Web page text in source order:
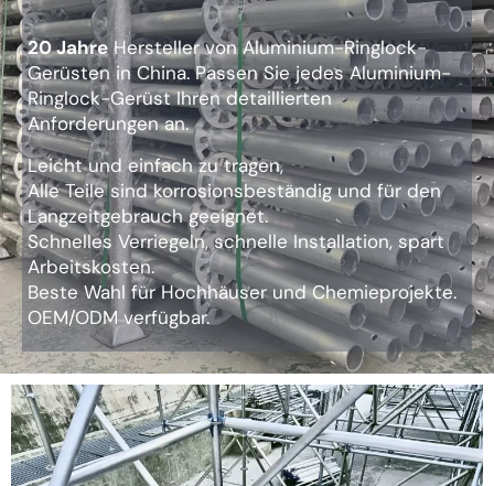
20 JahreHersteller von Aluminium-Ringlock-
Gerüsten in China. Passen Sie jedes Aluminium-
Ringlock-Gerüst Ihren detaillierten
Anforderungen an.
Leicht und einfach zu tragen,
Alle Teile sind korrosionsbeständig und für den
Langzeitgebrauch geeignet.
Schnelles Verriegeln, schnelle Installation, spart
Arbeitskosten.
Beste Wahl für Hochhäuser und Chemieprojekte.
OEM/ODM verfügbar.